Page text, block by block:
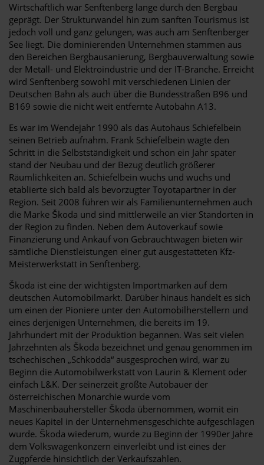
Wirtschaftlich war Senftenberg lange durch den Bergbau
geprägt. Der Strukturwandel hin zum sanften Tourismus ist
jedoch voll und ganz gelungen, was auch am Senftenberger
See liegt. Die dominierenden Unternehmen stammen aus
den Bereichen Bergbausanierung, Bergbauverwaltung sowie
der Metall- und Elektroindustrie und der IT-Branche. Erreicht
wird Senftenberg sowohl mit verschiedenen Linien der
Deutschen Bahn als auch über die Bundesstraßen B96 und
B169 sowie die nicht weit entfernte Autobahn A13.
Es war im Wendejahr 1990 als das Autohaus Schiefelbein
seinen Betrieb aufnahm. Frank Schiefelbein wagte den
Schritt in die Selbstständigkeit und schon ein Jahr später
stand der Neubau und der Bezug deutlich größerer
Räumlichkeiten an. Schiefelbein wuchs und wuchs und
etablierte sich bald als bevorzugter Toyotapartner in der
Region. Seit 2008 führen wir als Familienunternehmen auch
die Marke Škoda und sind mittlerweile an vier Standorten in
der Region zu finden. Neben dem Autoverkauf sowie
Finanzierung und Ankauf von Gebrauchtwagen bieten wir
sämtliche Dienstleistungen einer gut ausgestatteten Kfz-
Meisterwerkstatt in Senftenberg.
Škoda ist eine der wichtigsten Importmarken auf dem
deutschen Automobilmarkt. Darüber hinaus handelt es sich
um einen der Pioniere unter den Automobilherstellern und
eines derjenigen Unternehmen, die bereits im 19.
Jahrhundert mit der Produktion begannen. Was seit vielen
Jahrzehnten als Škoda bezeichnet und genau genommen im
tschechischen „Schkodda“ ausgesprochen wird, war zu
Beginn die Automobilwerkstatt von Laurin & Klement oder
einfach L&K. Der seinerzeit größte Autobauer der
österreichischen Monarchie wurde vom
Maschinenbauhersteller Škoda übernommen, womit ein
neues Kapitel in der Unternehmensgeschichte aufgeschlagen
wurde. Škoda wiederum, wurde zu Beginn der 1990er Jahre
dem Volkswagenkonzern einverleibt und ist eines der
Zugpferde hinsichtlich der Verkaufszahlen.